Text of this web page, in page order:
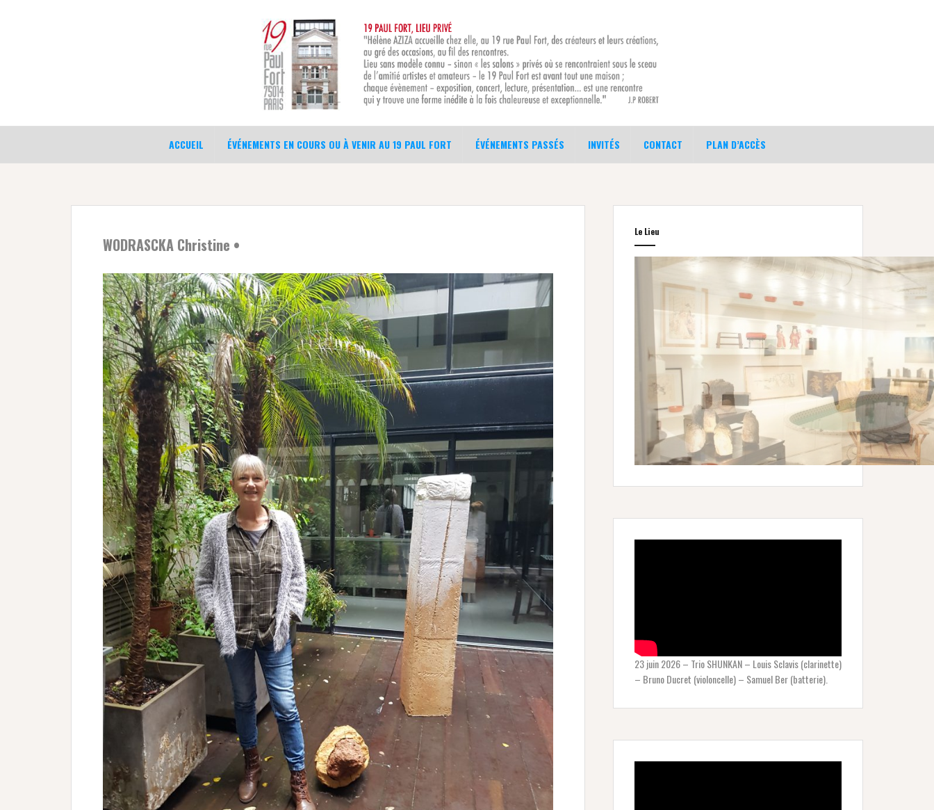
ACCUEIL ÉVÉNEMENTS EN COURS OU À VENIR AU 19 PAUL FORT ÉVÉNEMENTS PASSÉS INVITÉS CONTACT PLAN D’ACCÈS
WODRASCKA Christine •
Le Lieu
23 juin 2026 – Trio SHUNKAN – Louis Sclavis (clarinette)
– Bruno Ducret (violoncelle) – Samuel Ber (batterie).